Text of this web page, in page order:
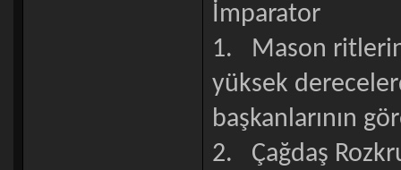
İmparator
1. Mason
yüksek
başkanlarının
2. Çağdaş